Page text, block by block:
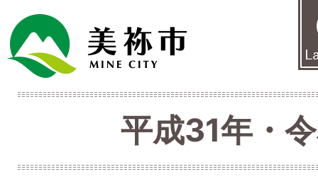
平成31年・